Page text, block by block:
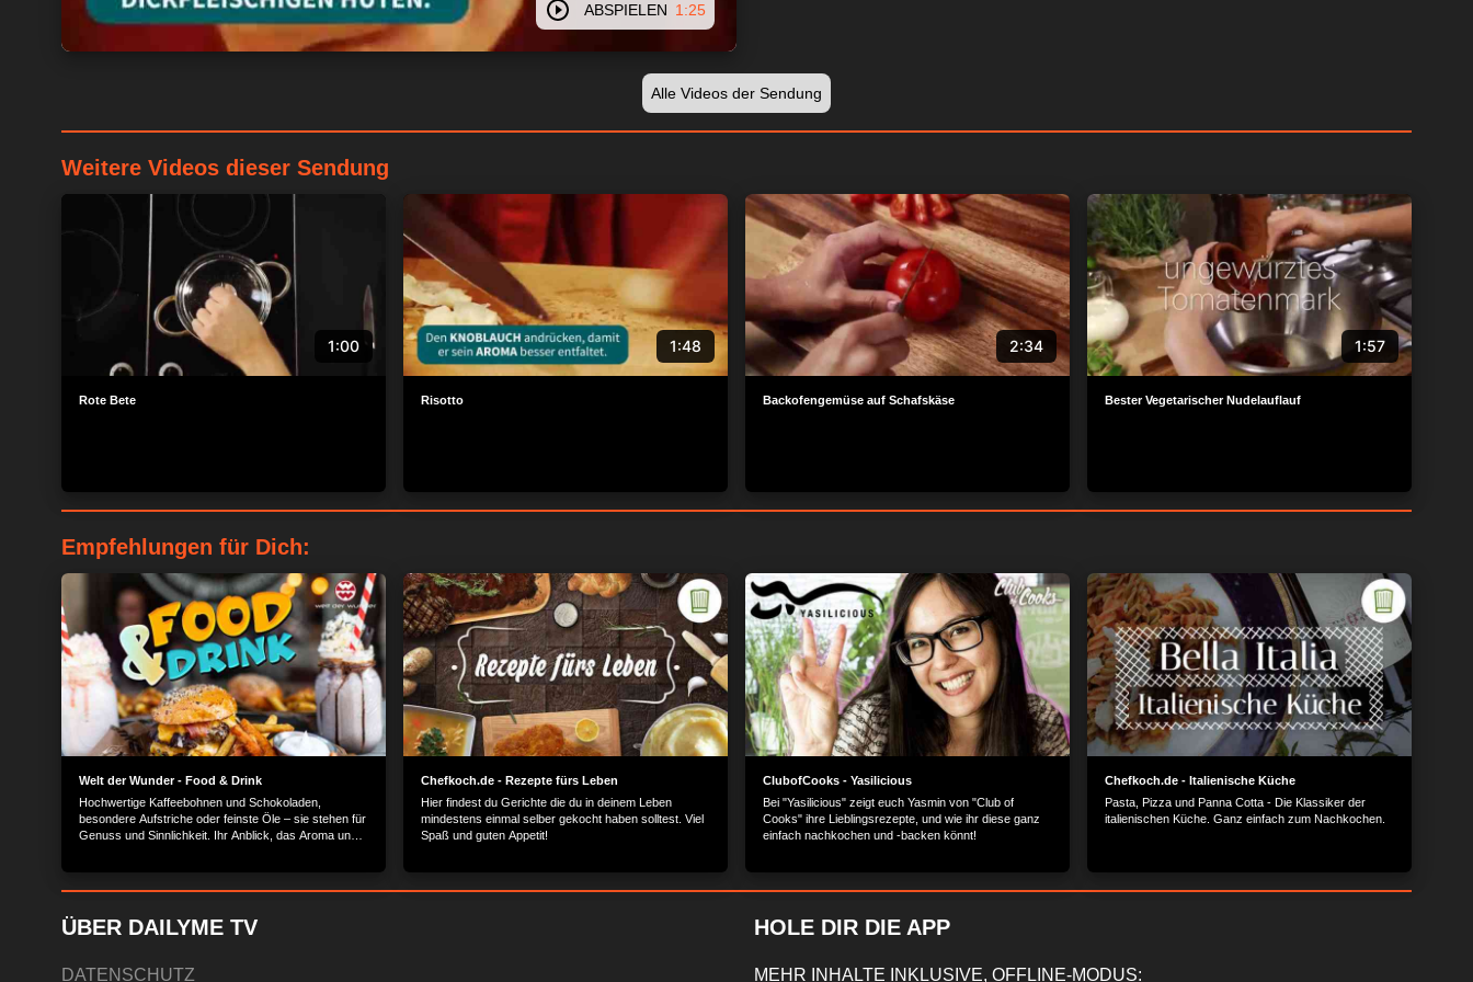
ABSPIELEN 1:25
Alle Videos der Sendung
Weitere Videos dieser Sendung
1:00
Rote Bete
1:48
Risotto
2:34
Backofengemüse auf Schafskäse
1:57
Bester Vegetarischer Nudelauflauf
Empfehlungen für Dich:
Welt der Wunder - Food & Drink
Hochwertige Kaffeebohnen und Schokoladen,
besondere Aufstriche oder feinste Öle – sie stehen für
Genuss und Sinnlichkeit. Ihr Anblick, das Aroma und
nehmen Sie mit in die Welt der Delikatessen und
zeigen, wie die wunderbaren Köstlichkeiten voller
dürfen natürlich auch Bier, Gin und weitere Spirituosen
Chefkoch.de - Rezepte fürs Leben
Hier findest du Gerichte die du in deinem Leben
mindestens einmal selber gekocht haben solltest. Viel
Spaß und guten Appetit!
ClubofCooks - Yasilicious
Bei "Yasilicious" zeigt euch Yasmin von "Club of
Cooks" ihre Lieblingsrezepte, und wie ihr diese ganz
einfach nachkochen und -backen könnt!
Chefkoch.de - Italienische Küche
Pasta, Pizza und Panna Cotta - Die Klassiker der
italienischen Küche. Ganz einfach zum Nachkochen.
ÜBER DAILYME TV
DATENSCHUTZ
HOLE DIR DIE APP
MEHR INHALTE INKLUSIVE, OFFLINE-MODUS: